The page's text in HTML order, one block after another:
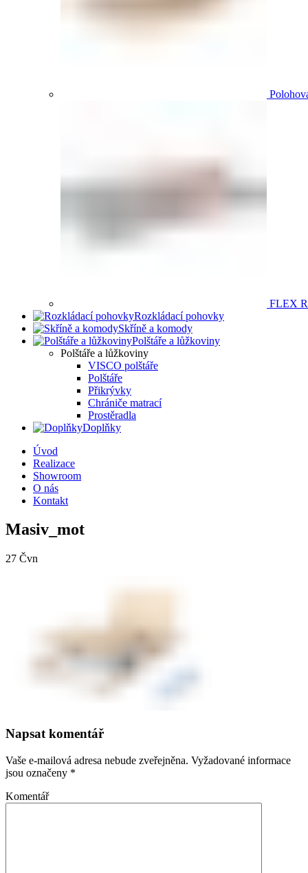
FLEX
Rozkládací pohovky
Skříně a komody
Polštáře a lůžkoviny
Polštáře a lůžkoviny
VISCO polštáře
Polštáře
Přikrývky
Chrániče matrací
Prostěradla
Doplňky
Úvod
Realizace
Showroom
O nás
Kontakt
Masiv_mot
27 Čvn
Napsat komentář
Vaše e-mailová adresa nebude zveřejněna. Vyžadované informace
jsou označeny *
Komentář